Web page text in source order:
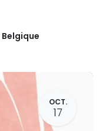
Belgique
OCT.
17